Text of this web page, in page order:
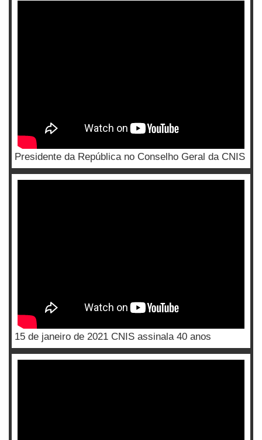
Presidente da República no Conselho Geral da CNIS
15 de janeiro de 2021 CNIS assinala 40 anos